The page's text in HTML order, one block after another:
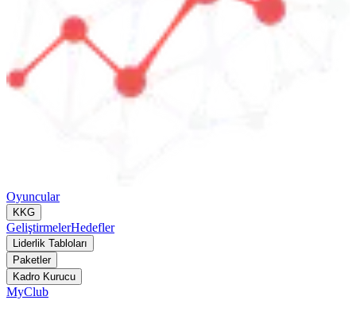
Oyuncular
KKG
GeliştirmelerHedefler
Liderlik Tabloları
Paketler
Kadro Kurucu
MyClub